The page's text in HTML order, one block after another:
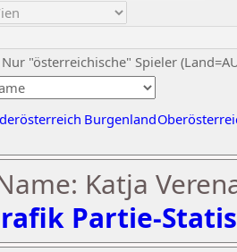
Nur "österreichische" Spieler
Burgenland
Katja
Partie-